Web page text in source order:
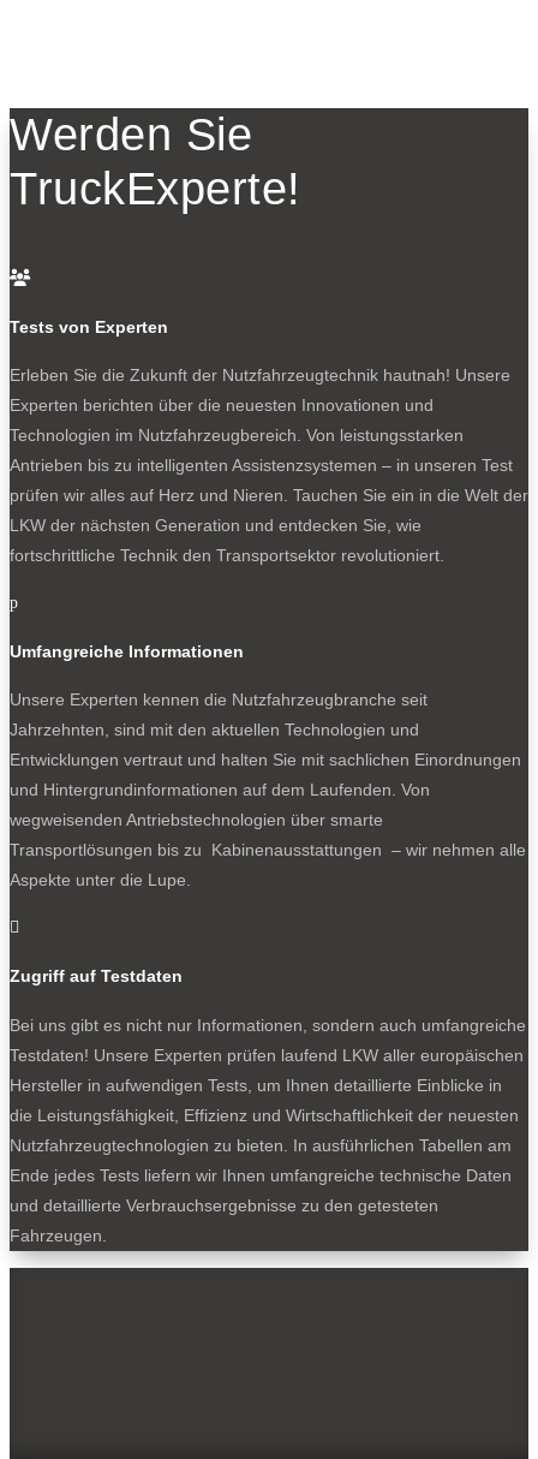
Werden Sie
TruckExperte!

Tests von Experten
Erleben Sie die Zukunft der Nutzfahrzeugtechnik hautnah! Unsere
Experten berichten über die neuesten Innovationen und
Technologien im Nutzfahrzeugbereich. Von leistungsstarken
Antrieben bis zu intelligenten Assistenzsystemen – in unseren Test
prüfen wir alles auf Herz und Nieren. Tauchen Sie ein in die Welt der
LKW der nächsten Generation und entdecken Sie, wie
fortschrittliche Technik den Transportsektor revolutioniert.
p
Umfangreiche Informationen
Unsere Experten kennen die Nutzfahrzeugbranche seit
Jahrzehnten, sind mit den aktuellen Technologien und
Entwicklungen vertraut und halten Sie mit sachlichen Einordnungen
und Hintergrundinformationen auf dem Laufenden. Von
wegweisenden Antriebstechnologien über smarte
Transportlösungen bis zu Kabinenausstattungen – wir nehmen alle
Aspekte unter die Lupe.

Zugriff auf Testdaten
Bei uns gibt es nicht nur Informationen, sondern auch umfangreiche
Testdaten! Unsere Experten prüfen laufend LKW aller europäischen
Hersteller in aufwendigen Tests, um Ihnen detaillierte Einblicke in
die Leistungsfähigkeit, Effizienz und Wirtschaftlichkeit der neuesten
Nutzfahrzeugtechnologien zu bieten. In ausführlichen Tabellen am
Ende jedes Tests liefern wir Ihnen umfangreiche technische Daten
und detaillierte Verbrauchsergebnisse zu den getesteten
Fahrzeugen.